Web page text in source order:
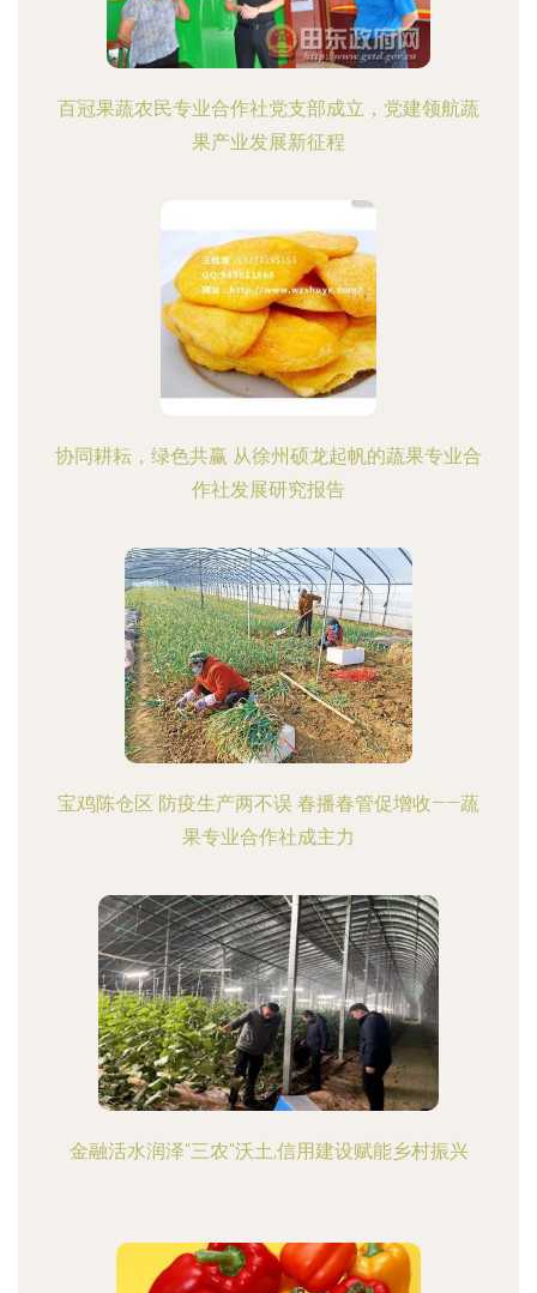
百冠果蔬农民专业合作社党支部成立，党建领航蔬
果产业发展新征程
协同耕耘，绿色共赢 从徐州硕龙起帆的蔬果专业合
作社发展研究报告
宝鸡陈仓区 防疫生产两不误 春播春管促增收——蔬
果专业合作社成主力
金融活水润泽"三农"沃土,信用建设赋能乡村振兴